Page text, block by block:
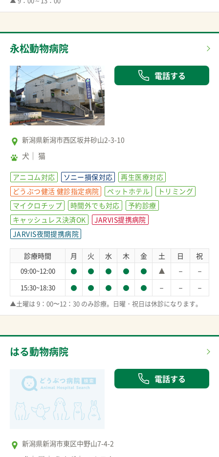
永松動物病院
電話する
新潟県新潟市西区坂井砂山2-3-10
犬 猫
アニコム対応 ソニー損保対応
再生医療対応
どうぶつ健活 健診指定病院
ペットホテル
トリミング
マイクロチップ
時間外でも対応
予約診療
キャッシュレス決済OK
JARVIS提携病院
JARVIS夜間提携病院
診療時間 月 火 水 木 金 土 日 祝
09:00~12:00 － －
15:30~18:30 － － －
▲土曜は 9：00〜12：30 のみ診療。日曜・祝日は休診になります。
はる動物病院
電話する
新潟県新潟市東区中野山7-4-2